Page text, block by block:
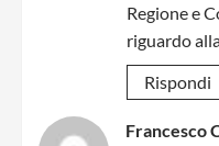
Regione e
riguardo
Rispondi
Francesco